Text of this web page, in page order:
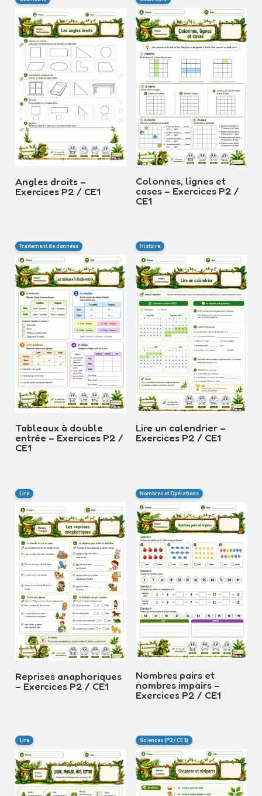
Angles droits –
Exercices P2 / CE1
Colonnes, lignes et
cases – Exercices P2 /
CE1
Traitement de données
Tableaux à double
entrée – Exercices P2 /
CE1
Histoire
Lire un calendrier –
Exercices P2 / CE1
Lire
Reprises anaphoriques
– Exercices P2 / CE1
Nombres et Opérations
Nombres pairs et
nombres impairs –
Exercices P2 / CE1
Lire Sciences (P2 / CE1)